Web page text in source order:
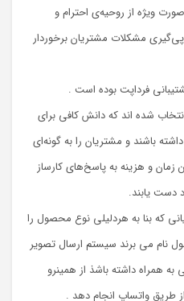
ویژه از روحیه‌ی احترام و
مشکلات مشتریان برخوردار
فرداپت بوده است .
شده اند که دانش کافی برای
باشند و مشتریان را به گونه‌ای
زمان و هزینه به پاسخ‌های کارساز
دست یابند.
که بنا به هردلیلی نوع محصول را
نام می برند سیستم ارسال تصویر
همراه داشته باشذ از همینرو
طریق واتساپ انجام دهد .